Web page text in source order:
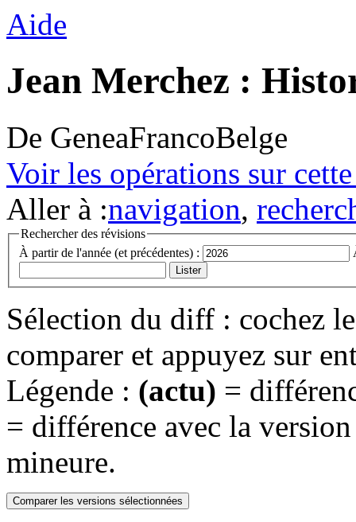
Aide
Jean Merchez :
De GeneaFrancoBelge
Voir les opérations sur
Aller à :navigation,
Rechercher des révisions
À partir de l'année (et précédentes) :
Sélection du diff : cochez
comparer et appuyez sur
Légende : (actu) =
= différence avec la
mineure.